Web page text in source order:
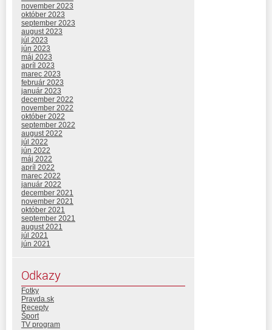
november 2023
október 2023
september 2023
august 2023
júl 2023
jún 2023
máj 2023
apríl 2023
marec 2023
február 2023
január 2023
december 2022
november 2022
október 2022
september 2022
august 2022
júl 2022
jún 2022
máj 2022
apríl 2022
marec 2022
január 2022
december 2021
november 2021
október 2021
september 2021
august 2021
júl 2021
jún 2021
Odkazy
Fotky
Pravda.sk
Recepty
Šport
TV program